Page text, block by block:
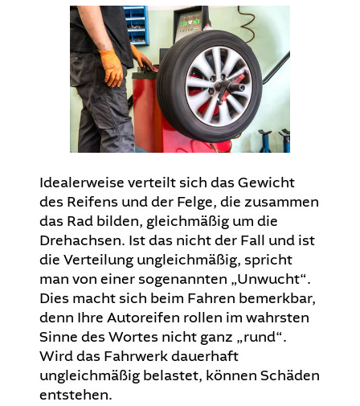
Idealerweise verteilt sich das Gewicht
des Reifens und der Felge, die zusammen
das Rad bilden, gleichmäßig um die
Drehachsen. Ist das nicht der Fall und ist
die Verteilung ungleichmäßig, spricht
man von einer sogenannten „Unwucht“.
Dies macht sich beim Fahren bemerkbar,
denn Ihre Autoreifen rollen im wahrsten
Sinne des Wortes nicht ganz „rund“.
Wird das Fahrwerk dauerhaft
ungleichmäßig belastet, können Schäden
entstehen.